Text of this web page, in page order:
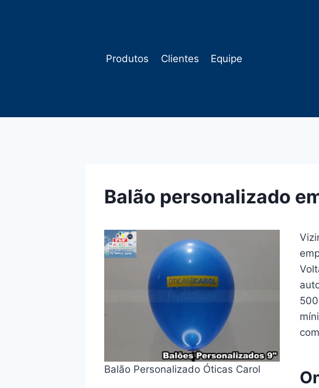
Produtos Clientes Equipe
Balão personalizado
Balão Personalizado Óticas Carol